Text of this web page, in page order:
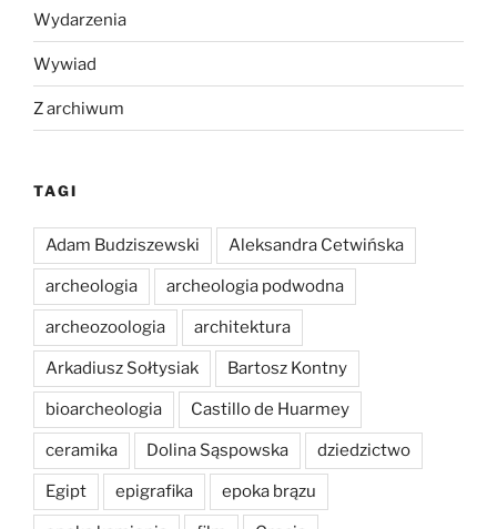
Wydarzenia
Wywiad
Z archiwum
TAGI
Adam Budziszewski Aleksandra Cetwińska
archeologia archeologia podwodna
archeozoologia architektura
Arkadiusz Sołtysiak Bartosz Kontny
bioarcheologia Castillo de Huarmey
ceramika Dolina Sąspowska dziedzictwo
Egipt epigrafika epoka brązu